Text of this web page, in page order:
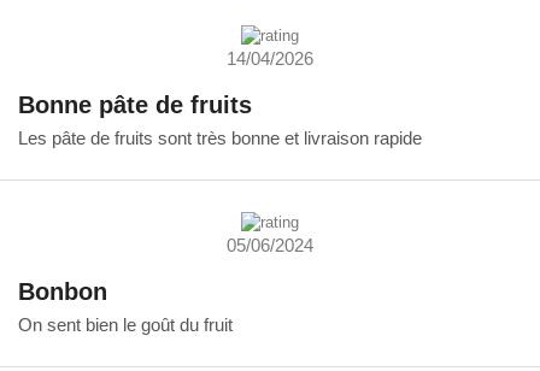
14/04/2026
Bonne pâte de fruits
Les pâte de fruits sont très bonne et livraison rapide
05/06/2024
Bonbon
On sent bien le goût du fruit